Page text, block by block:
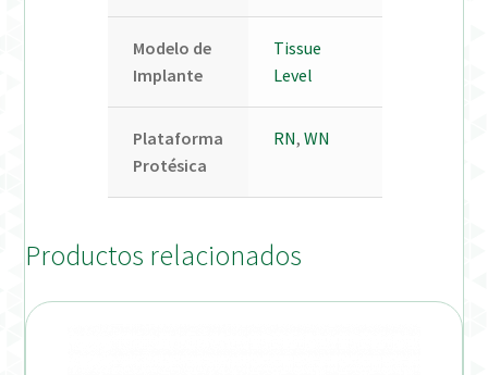
Modelo de
Implante
Tissue
Level
Plataforma
Protésica
RN, WN
Productos relacionados